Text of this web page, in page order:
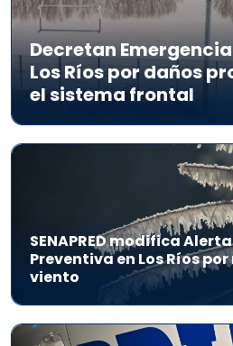
Decretan
Los Ríos por daños
el sistema frontal
SENAPRED modifica
Preventiva en Los Ríos
viento